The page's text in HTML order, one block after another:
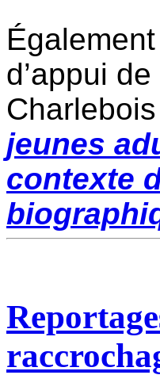
d’appui
jeunes
contexte